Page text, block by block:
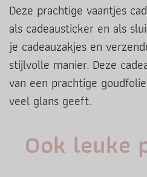
Deze prachtige vaantjes
als cadeausticker en als
je cadeauzakjes en
stijlvolle manier. Deze
van een prachtige
veel glans geeft.
Ook leuke